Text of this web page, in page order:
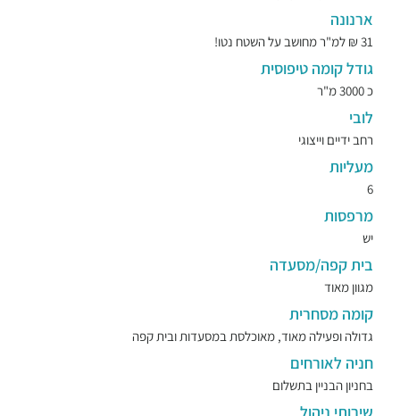
ארנונה
31 ₪ למ"ר מחושב על השטח נטו!
גודל קומה טיפוסית
כ 3000 מ"ר
לובי
רחב ידיים וייצוגי
מעליות
6
מרפסות
יש
בית קפה/מסעדה
מגוון מאוד
קומה מסחרית
גדולה ופעילה מאוד, מאוכלסת במסעדות ובית קפה
חניה לאורחים
בחניון הבניין בתשלום